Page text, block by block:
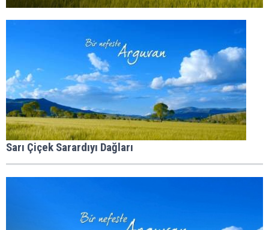
Sarı Çiçek Sarardıyı Dağları